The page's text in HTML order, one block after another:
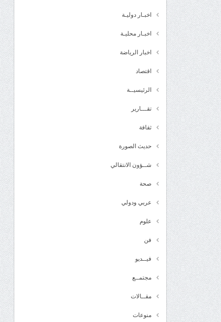
اخبـار دوليـة
اخبـار محليـة
اخبار الرياضة
اقتصاد
الرئيسيــة
تقـــارير
ثقافة
حديث الصورة
شــؤون الانتقالي
صحة
عربي ودولي
علوم
فن
فيــديو
مجتمــع
مقــالات
منوعات